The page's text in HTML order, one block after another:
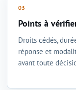
Points à
Droits cédés,
réponse et
avant toute